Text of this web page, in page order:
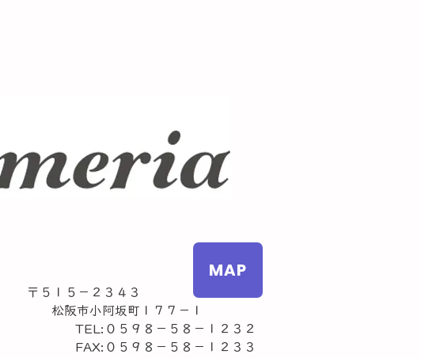
〒５１５－２３４３
松阪市小阿坂町１７７－１
TEL:０５９８－５８－１２３２
​ FAX:０５９８－５８－１２３３
MAP